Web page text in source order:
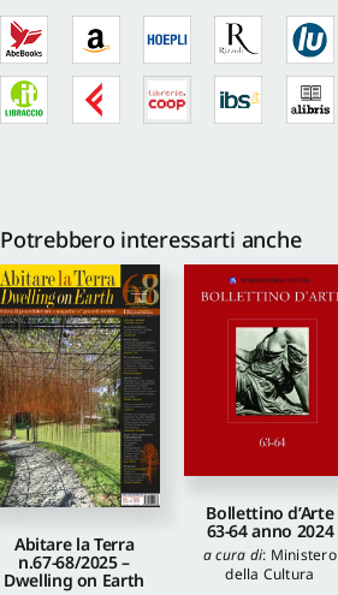
Potrebbero interessarti anche
Abitare la Terra
n.67-68/2025 –
Dwelling on Earth
Bollettino d’Arte
63-64 anno 2024
a cura di: Ministero
della Cultura